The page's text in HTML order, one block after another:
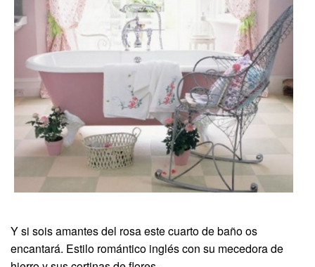
Y si sois amantes del rosa este cuarto de baño os
encantará. Estilo romántico inglés con su mecedora de